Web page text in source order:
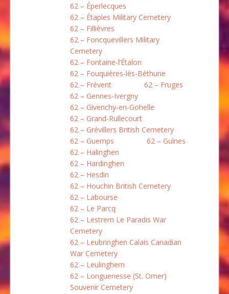
62 – Éperlecques
62 – Étaples Military Cemetery
62 – Fillièvres
62 – Foncquevillers Military
Cemetery
62 – Fontaine-l’Étalon
62 – Fouquières-lès-Béthune
62 – Frévent
62 – Fruges
62 – Gennes-Ivergny
62 – Givenchy-en-Gohelle
62 – Grand-Rullecourt
62 – Grévillers British Cemetery
62 – Guemps
62 – Guînes
62 – Halinghen
62 – Hardinghen
62 – Hesdin
62 – Houchin British Cemetery
62 – Labourse
62 – Le Parcq
62 – Lestrem Le Paradis War
Cemetery
62 – Leubringhen Calais Canadian
War Cemetery
62 – Leulinghem
62 – Longuenesse (St. Omer)
Souvenir Cemetery